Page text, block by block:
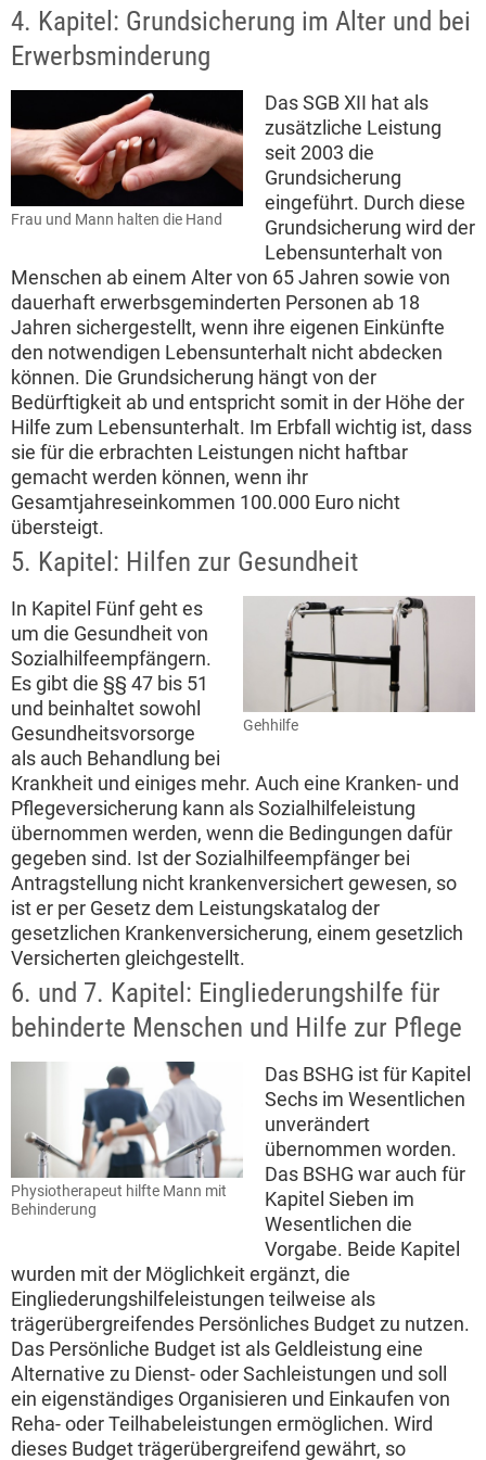
4. Kapitel: Grundsicherung im Alter und bei
Erwerbsminderung
Frau und Mann halten die Hand
Das SGB XII hat als
zusätzliche Leistung
seit 2003 die
Grundsicherung
eingeführt. Durch diese
Grundsicherung wird der
Lebensunterhalt von
Menschen ab einem Alter von 65 Jahren sowie von
dauerhaft erwerbsgeminderten Personen ab 18
Jahren sichergestellt, wenn ihre eigenen Einkünfte
den notwendigen Lebensunterhalt nicht abdecken
können. Die Grundsicherung hängt von der
Bedürftigkeit ab und entspricht somit in der Höhe der
Hilfe zum Lebensunterhalt. Im Erbfall wichtig ist, dass
sie für die erbrachten Leistungen nicht haftbar
gemacht werden können, wenn ihr
Gesamtjahreseinkommen 100.000 Euro nicht
übersteigt.
5. Kapitel: Hilfen zur Gesundheit
Gehhilfe
In Kapitel Fünf geht es
um die Gesundheit von
Sozialhilfeempfängern.
Es gibt die §§ 47 bis 51
und beinhaltet sowohl
Gesundheitsvorsorge
als auch Behandlung bei
Krankheit und einiges mehr. Auch eine Kranken- und
Pflegeversicherung kann als Sozialhilfeleistung
übernommen werden, wenn die Bedingungen dafür
gegeben sind. Ist der Sozialhilfeempfänger bei
Antragstellung nicht krankenversichert gewesen, so
ist er per Gesetz dem Leistungskatalog der
gesetzlichen Krankenversicherung, einem gesetzlich
Versicherten gleichgestellt.
6. und 7. Kapitel: Eingliederungshilfe für
behinderte Menschen und Hilfe zur Pflege
Physiotherapeut hilfte Mann mit
Behinderung
Das BSHG ist für Kapitel
Sechs im Wesentlichen
unverändert
übernommen worden.
Das BSHG war auch für
Kapitel Sieben im
Wesentlichen die
Vorgabe. Beide Kapitel
wurden mit der Möglichkeit ergänzt, die
Eingliederungshilfeleistungen teilweise als
trägerübergreifendes Persönliches Budget zu nutzen.
Das Persönliche Budget ist als Geldleistung eine
Alternative zu Dienst- oder Sachleistungen und soll
ein eigenständiges Organisieren und Einkaufen von
Reha- oder Teilhabeleistungen ermöglichen. Wird
dieses Budget trägerübergreifend gewährt, so